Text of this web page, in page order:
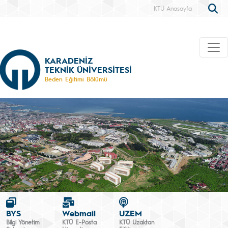
KTÜ Anasayfa
KARADENİZ
TEKNİK ÜNİVERSİTESİ
Beden Eğitimi Bölümü
BYS
Bilgi Yönetim
Webmail
KTÜ E-Posta
UZEM
KTÜ Uzaktan